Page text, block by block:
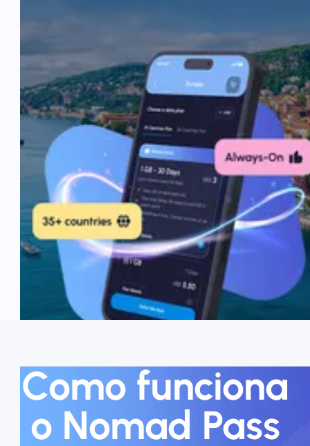
Como funciona
o Nomad Pass